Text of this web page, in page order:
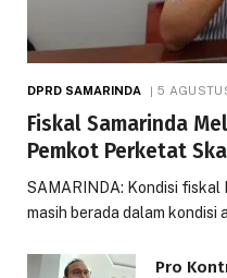
DPRD SAMARINDA 5
Fiskal Samarinda
Pemkot Perketat
SAMARINDA: Kondisi fiskal
masih berada dalam kondisi
Pro